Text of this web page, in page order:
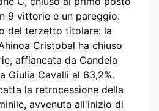
9 vittorie e un pareggio.
del terzetto titolare: la
Cristobal ha chiuso
affiancata da Candela
Giulia Cavalli al 63,2%.
la retrocessione della
avvenuta all'inizio di